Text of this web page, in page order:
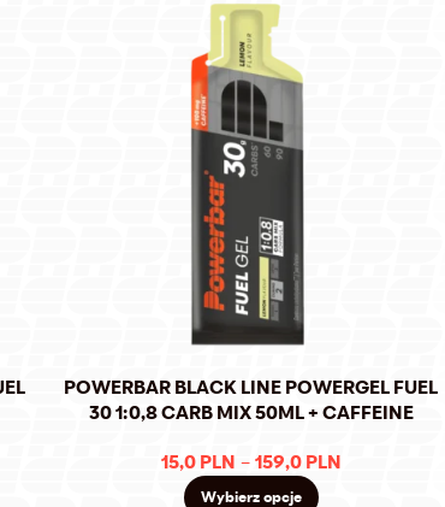
POWERBAR BLACK LINE POWERGEL FUEL
30 1:0,8 CARB MIX 50ML + CAFFEINE
15,0 PLN – 159,0 PLN
Wybierz opcje